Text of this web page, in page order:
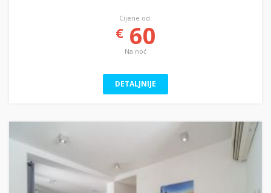
Cijene od:
€60
Na noć
DETALJNIJE